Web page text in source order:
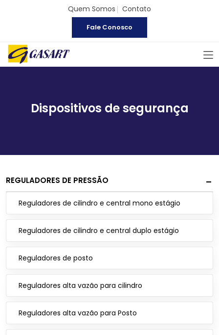
Quem Somos Contato
Fale Conosco
Dispositivos de segurança
REGULADORES DE PRESSÃO
Reguladores de cilindro e central mono estágio
Reguladores de cilindro e central duplo estágio
Reguladores de posto
Reguladores alta vazão para cilindro
Reguladores alta vazão para Posto